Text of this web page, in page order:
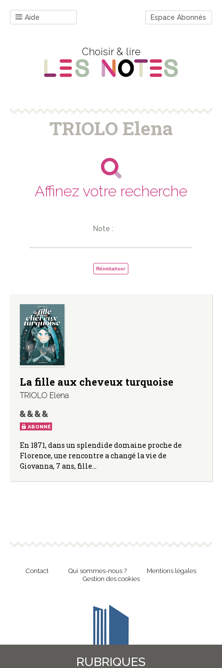
Aide Espace Abonnés
Choisir & lire
TRIOLO Elena
Affinez votre recherche
Note :
Réinitialiser
La fille aux cheveux turquoise
TRIOLO Elena
ABONNÉ
En 1871, dans un splendide domaine proche de
Florence, une rencontre a changé la vie de
Giovanna, 7 ans, fille…
RUBRIQUES
Contact Qui sommes-nous ?
Mentions légales
Gestion des cookies
Revue en ligne de l'Union Nationale Culture et Bibliothèques Pour Tous